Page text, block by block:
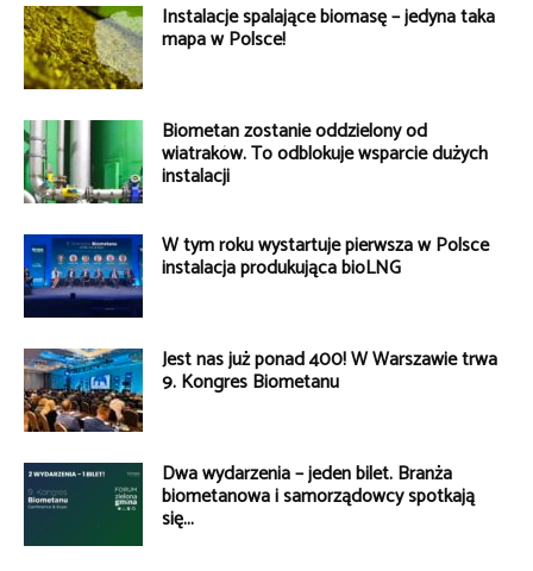
Instalacje spalające biomasę – jedyna taka
mapa w Polsce!
Biometan zostanie oddzielony od
wiatraków. To odblokuje wsparcie dużych
instalacji
W tym roku wystartuje pierwsza w Polsce
instalacja produkująca bioLNG
Jest nas już ponad 400! W Warszawie trwa
9. Kongres Biometanu
Dwa wydarzenia – jeden bilet. Branża
biometanowa i samorządowcy spotkają
się...